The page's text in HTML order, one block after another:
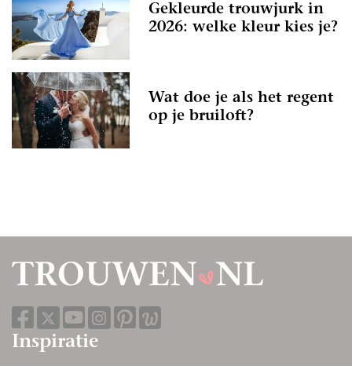
Gekleurde trouwjurk in
2026: welke kleur kies je?
Wat doe je als het regent
op je bruiloft?
Inspiratie